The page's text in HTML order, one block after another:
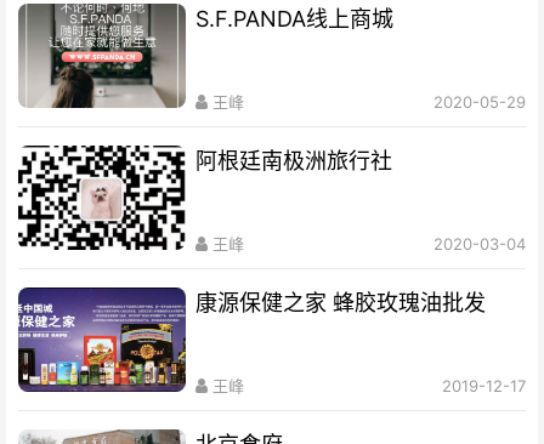
S.F.PANDA线上商城
王峰 2020-05-29
阿根廷南极洲旅行社
王峰 2020-03-04
康源保健之家 蜂胶玫瑰油批发
王峰 2019-12-17